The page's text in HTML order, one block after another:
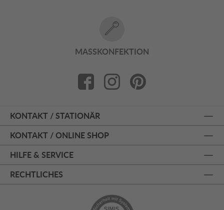
MASSKONFEKTION
KONTAKT / STATIONÄR
KONTAKT / ONLINE SHOP
HILFE & SERVICE
RECHTLICHES